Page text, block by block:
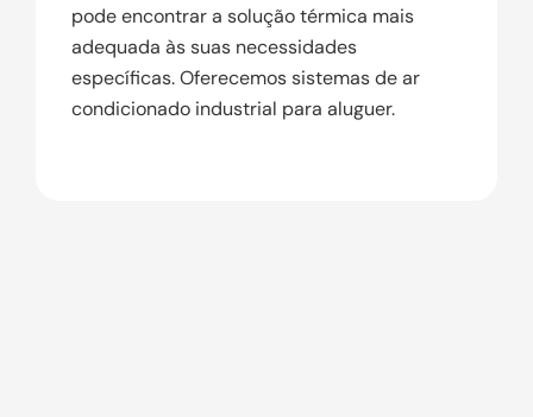
pode encontrar a solução térmica mais
adequada às suas necessidades
específicas. Oferecemos sistemas de ar
condicionado industrial para aluguer.